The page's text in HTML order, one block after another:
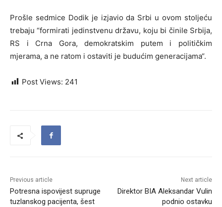
Prošle sedmice Dodik je izjavio da Srbi u ovom stoljeću
trebaju “formirati jedinstvenu državu, koju bi činile Srbija,
RS i Crna Gora, demokratskim putem i političkim
mjerama, a ne ratom i ostaviti je budućim generacijama“.
Post Views: 241
Previous article
Potresna ispovijest supruge
tuzlanskog pacijenta, šest
Next article
Direktor BIA Aleksandar Vulin
podnio ostavku